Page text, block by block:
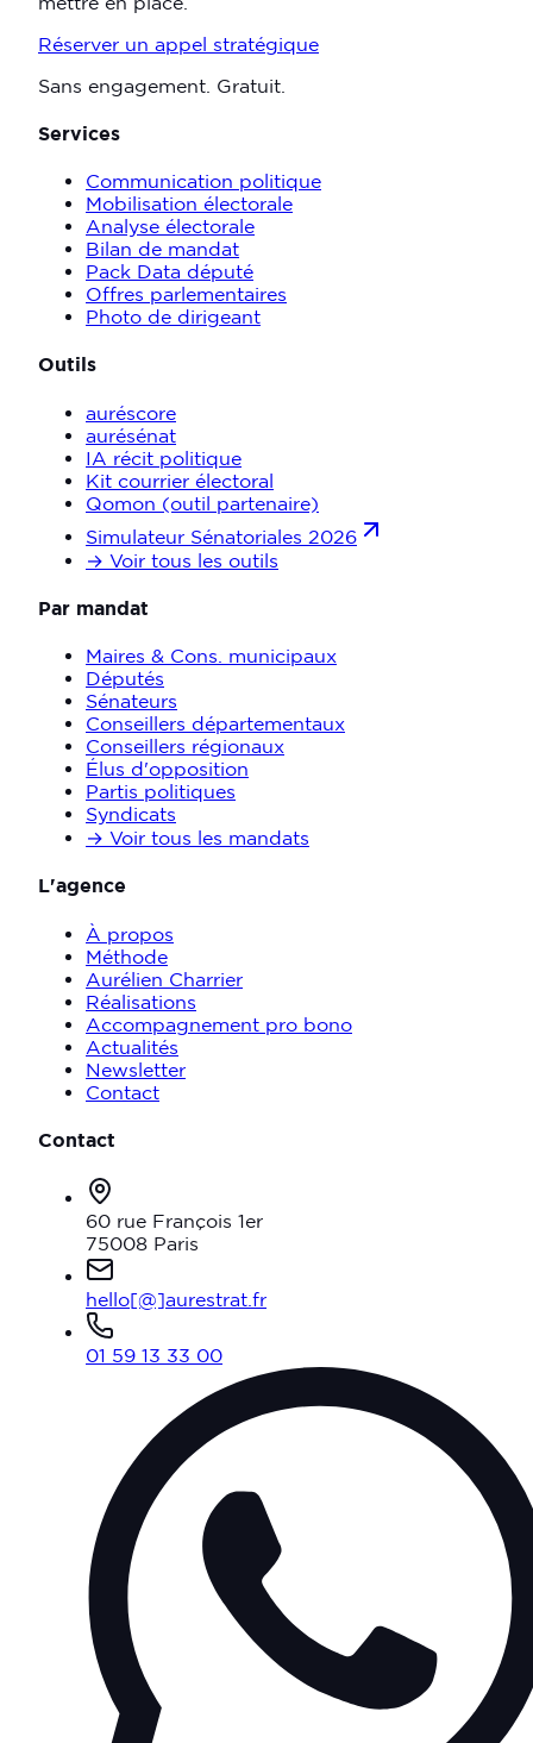
Réserver un appel stratégique
Sans engagement. Gratuit.
Services
Communication politique
Mobilisation électorale
Analyse électorale
Bilan de mandat
Pack Data député
Offres parlementaires
Photo de dirigeant
Outils
auréscore
aurésénat
IA récit politique
Kit courrier électoral
Qomon (outil partenaire)
Simulateur Sénatoriales 2026
→ Voir tous les outils
Par mandat
Maires & Cons. municipaux
Députés
Sénateurs
Conseillers départementaux
Conseillers régionaux
Élus d'opposition
Partis politiques
Syndicats
→ Voir tous les mandats
L'agence
À propos
Méthode
Aurélien Charrier
Réalisations
Accompagnement pro bono
Actualités
Newsletter
Contact
Contact
60 rue François 1er
75008 Paris
hello[@]aurestrat.fr
01 59 13 33 00